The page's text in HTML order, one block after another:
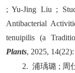
; Yu-Jing Liu ;
Antibacterial
tenuipilis (a
Plants, 2025,
2. 浦瑀璐 ; 周